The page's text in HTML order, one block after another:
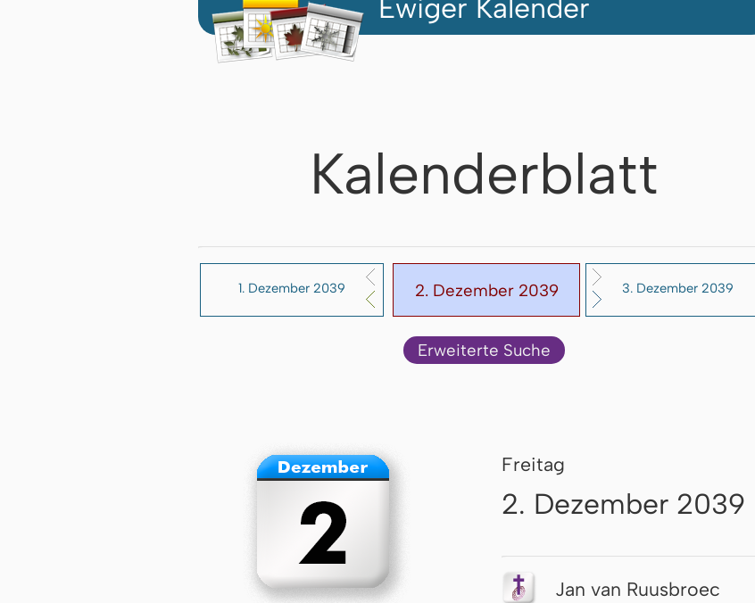
Ewiger Kalender
Kalenderblatt
1. Dezember 2039 2. Dezember 2039 3. Dezember 2039
Erweiterte Suche
Freitag
2. Dezember 2039
Jan van Ruusbroec